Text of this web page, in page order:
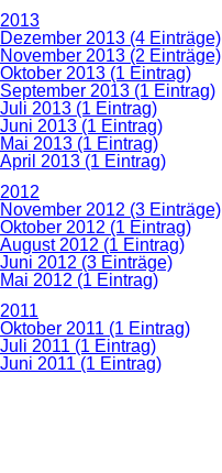
2013
Dezember 2013 (4 Einträge)
November 2013 (2 Einträge)
Oktober 2013 (1 Eintrag)
September 2013 (1 Eintrag)
Juli 2013 (1 Eintrag)
Juni 2013 (1 Eintrag)
Mai 2013 (1 Eintrag)
April 2013 (1 Eintrag)
2012
November 2012 (3 Einträge)
Oktober 2012 (1 Eintrag)
August 2012 (1 Eintrag)
Juni 2012 (3 Einträge)
Mai 2012 (1 Eintrag)
2011
Oktober 2011 (1 Eintrag)
Juli 2011 (1 Eintrag)
Juni 2011 (1 Eintrag)